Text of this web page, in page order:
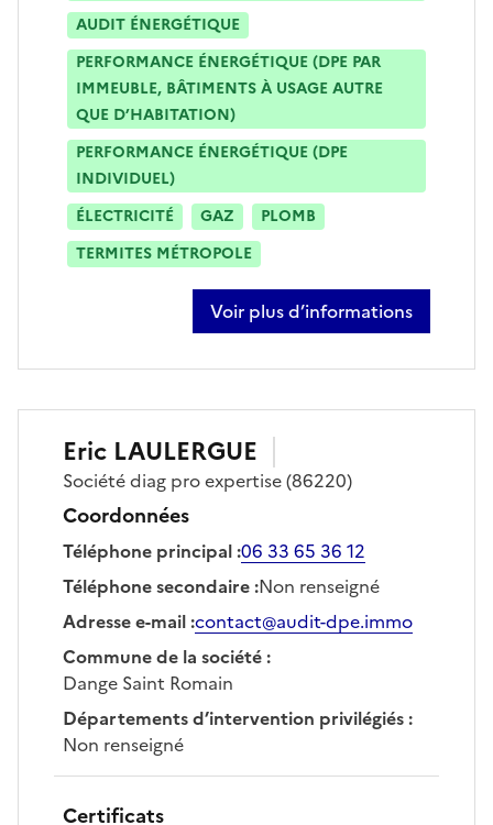
AUDIT ÉNERGÉTIQUE
PERFORMANCE ÉNERGÉTIQUE (DPE PAR
IMMEUBLE, BÂTIMENTS À USAGE AUTRE
QUE D’HABITATION)
PERFORMANCE ÉNERGÉTIQUE (DPE
INDIVIDUEL)
ÉLECTRICITÉ
GAZ
PLOMB
TERMITES MÉTROPOLE
Voir plus d’informations
sur jean-charles gouyette
Eric LAULERGUE
Sociétédiag pro expertise(86220)
Coordonnées
Téléphone principal:06 33 65 36 12
Téléphone secondaire:Non renseigné
Adresse e-mail:contact@audit-dpe.immo
Commune de la société:
Dange Saint Romain
Départements d’intervention privilégiés:
Non renseigné
Certificats